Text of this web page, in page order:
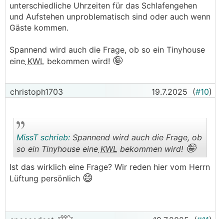
unterschiedliche Uhrzeiten für das Schlafengehen
und Aufstehen unproblematisch sind oder auch wenn
Gäste kommen.
Spannend wird auch die Frage, ob so ein Tinyhouse
eine KWL bekommen wird! 🤪
christoph1703 19.7.2025 (#10)
MissT schrieb: Spannend wird auch die Frage, ob
so ein Tinyhouse eine KWL bekommen wird! 🤪
Ist das wirklich eine Frage? Wir reden hier vom Herrn
Lüftung persönlich 😄